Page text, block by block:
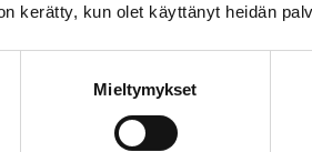
kerätty, kun olet käyttänyt heidän
Mieltymykset
avoinna ma-ke 10-19, to-pe 10-17,